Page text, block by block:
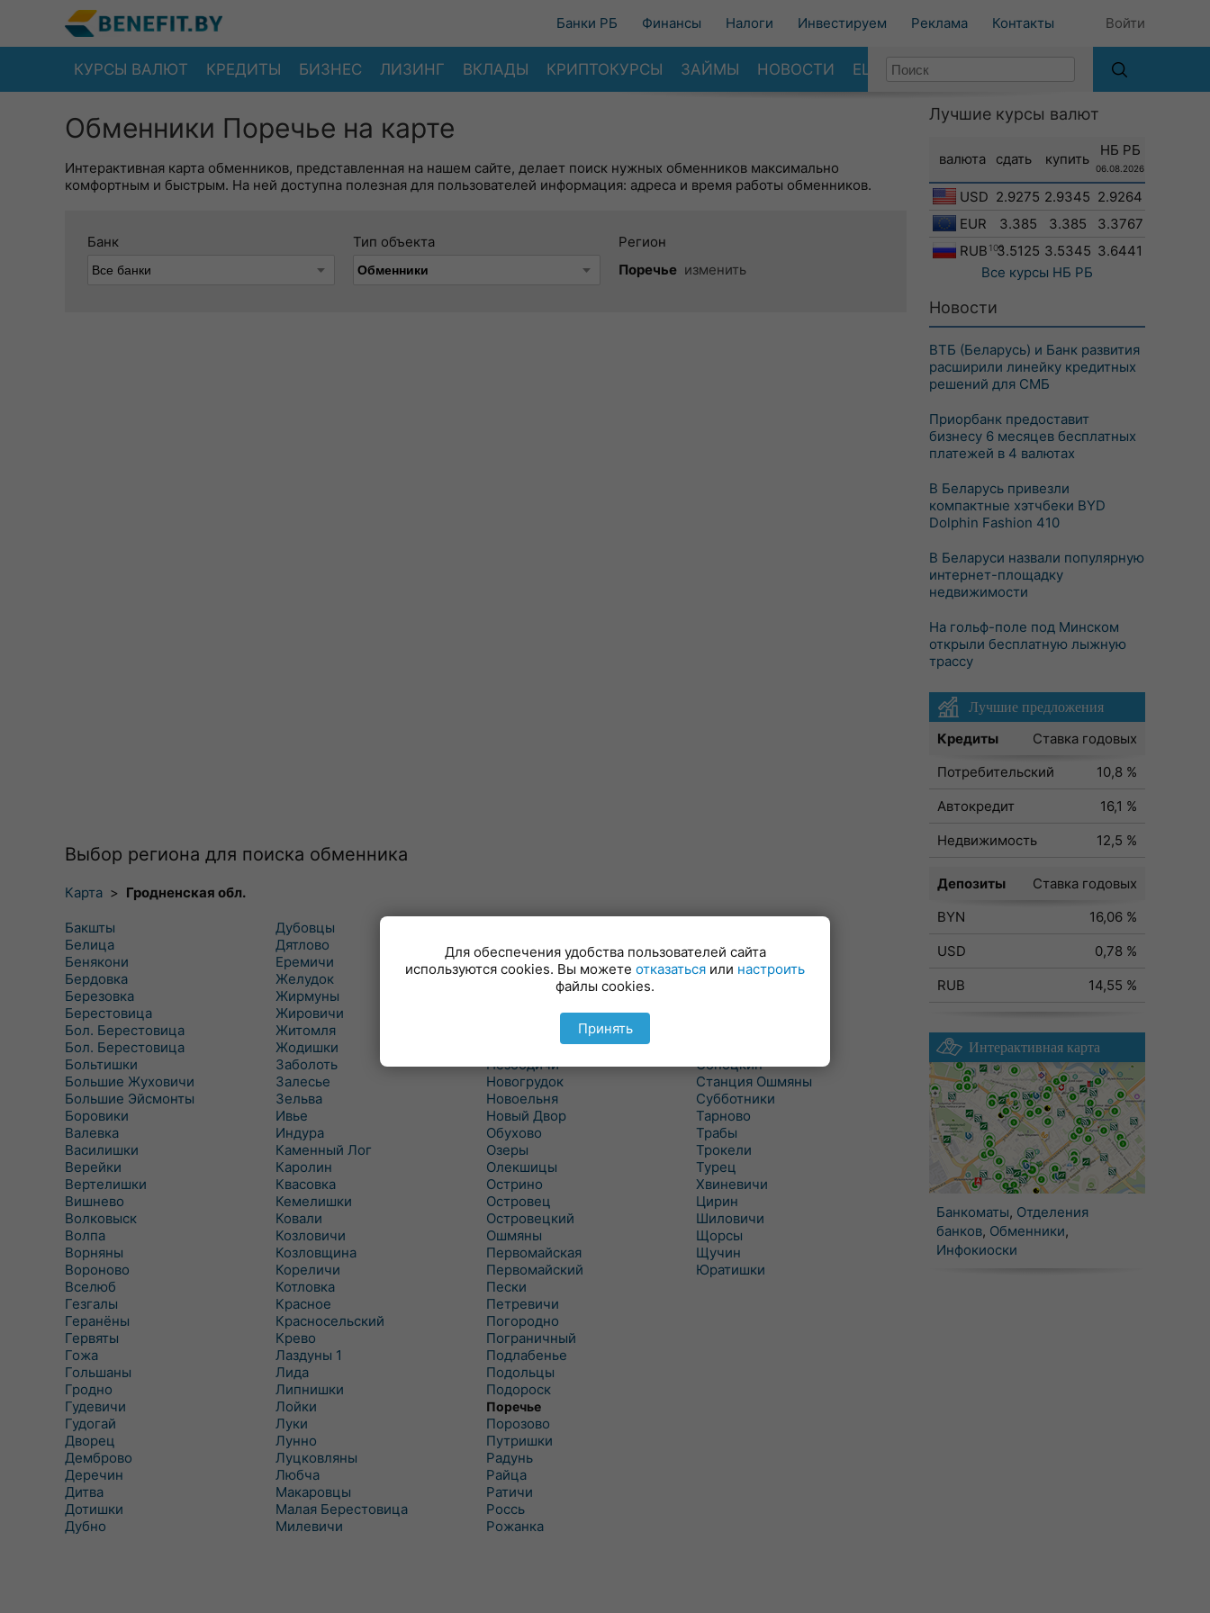
Банки РБ Финансы Налоги Инвестируем Реклама Контакты Войти
КУРСЫ ВАЛЮТ КРЕДИТЫ БИЗНЕС ЛИЗИНГ ВКЛАДЫ КРИПТОКУРСЫ ЗАЙМЫ НОВОСТИ ЕЩЕ
Обменники Поречье на карте
Интерактивная карта обменников, представленная на нашем сайте, делает поиск нужных обменников максимально
комфортным и быстрым. На ней доступна полезная для пользователей информация: адреса и время работы обменников.
Банк Тип объекта
Регион
Поречье изменить
Выбор региона для поиска обменника
Карта > Гродненская обл.
Бакшты
Белица
Бенякони
Бердовка
Березовка
Берестовица
Бол. Берестовица
Бол. Берестовица
Больтишки
Большие Жуховичи
Большие Эйсмонты
Боровики
Валевка
Василишки
Верейки
Вертелишки
Вишнево
Волковыск
Волпа
Ворняны
Вороново
Вселюб
Гезгалы
Геранёны
Гервяты
Гожа
Гольшаны
Гродно
Гудевичи
Гудогай
Дворец
Демброво
Деречин
Дитва
Дотишки
Дубно
Дубовцы
Дятлово
Еремичи
Желудок
Жирмуны
Жировичи
Житомля
Жодишки
Заболоть
Залесье
Зельва
Ивье
Индура
Каменный Лог
Каролин
Квасовка
Кемелишки
Ковали
Козловичи
Козловщина
Кореличи
Котловка
Красное
Красносельский
Крево
Лаздуны 1
Лида
Липнишки
Лойки
Луки
Лунно
Луцковляны
Любча
Макаровцы
Малая Берестовица
Милевичи
Мир
Михалишки
Можейково
Мосты Правые
Незбодичи
Новогрудок
Новоельня
Новый Двор
Обухово
Озеры
Олекшицы
Острино
Островец
Островецкий
Ошмяны
Первомайская
Первомайский
Пески
Петревичи
Погородно
Пограничный
Подлабенье
Подольцы
Подороск
Поречье
Порозово
Путришки
Радунь
Райца
Ратичи
Роcсь
Рожанка
Свислочь
Скидель
Скрибовцы
Сопоцкин
Станция Ошмяны
Субботники
Тарново
Трабы
Трокели
Турец
Хвиневичи
Цирин
Шиловичи
Щорсы
Щучин
Юратишки
Лучшие курсы валют
валюта сдать купить
НБ РБ
06.08.2026
USD 2.9275 2.9345 2.9264
EUR
3.385 3.385
3.3767
RUB 1003.5125 3.5345 3.6441
Все курсы НБ РБ
Новости
ВТБ (Беларусь) и Банк развития
расширили линейку кредитных
решений для СМБ
Приорбанк предоставит
бизнесу 6 месяцев бесплатных
платежей в 4 валютах
В Беларусь привезли
компактные хэтчбеки BYD
Dolphin Fashion 410
В Беларуси назвали популярную
интернет-площадку
недвижимости
На гольф-поле под Минском
открыли бесплатную лыжную
трассу
Лучшие предложения
Кредиты
Ставка годовых
Потребительский
10,8 %
Автокредит
16,1 %
Недвижимость
12,5 %
Депозиты
Ставка годовых
BYN
16,06 %
USD
0,78 %
RUB
14,55 %
Интерактивная карта
Банкоматы, Отделения
банков, Обменники,
Инфокиоски
Для обеспечения удобства пользователей сайта
используются cookies. Вы можете отказаться или настроить
файлы cookies.
Принять